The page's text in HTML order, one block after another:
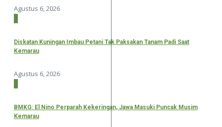
Agustus 6, 2026
2
Diskatan Kuningan Imbau Petani Tak Paksakan Tanam Padi Saat
Kemarau
Agustus 6, 2026
3
BMKG: El Nino Perparah Kekeringan, Jawa Masuki Puncak Musim
Kemarau